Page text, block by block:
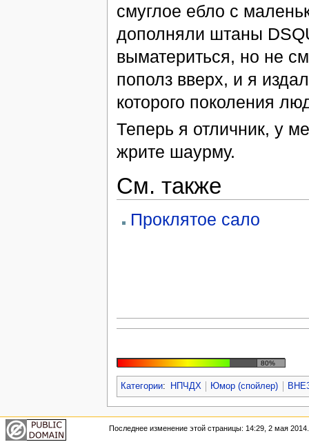
смуглое ебло с
дополняли штаны
выматериться, но не
пополз вверх, и я
которого поколения
Теперь я отличник, у
жрите шаурму.
См. также
Проклятое сало
80%
Категории: НПЧДХ Юмор (спойлер)
Последнее изменение этой страницы: 14:29, 2 мая 2014.